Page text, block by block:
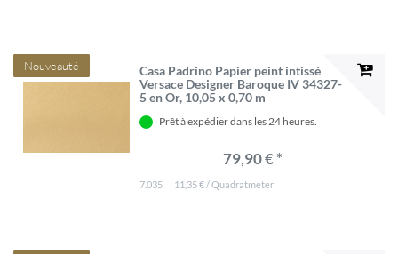
Nouveauté
Casa Padrino Papier peint intissé
Versace Designer Baroque IV 34327-
5 en Or, 10,05 x 0,70 m
Prêt à expédier dans les 24 heures.
79,90 € *
7.035 | 11,35 € / Quadratmeter